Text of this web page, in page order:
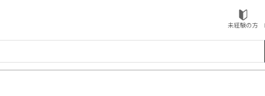
未経験の方